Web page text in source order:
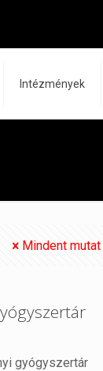
Intézmények
Mindent mutat
gyógyszertár